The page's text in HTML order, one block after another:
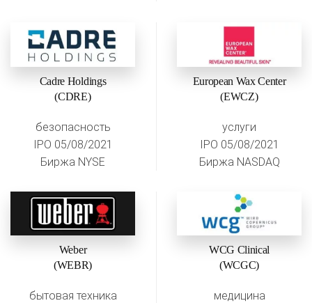
Cadre Holdings
(CDRE)
безопасность
IPO 05/08/2021
Биржа NYSE
European Wax Center
(EWCZ)
услуги
IPO 05/08/2021
Биржа NASDAQ
Weber
(WEBR)
бытовая техника
WCG Clinical
(WCGC)
медицина